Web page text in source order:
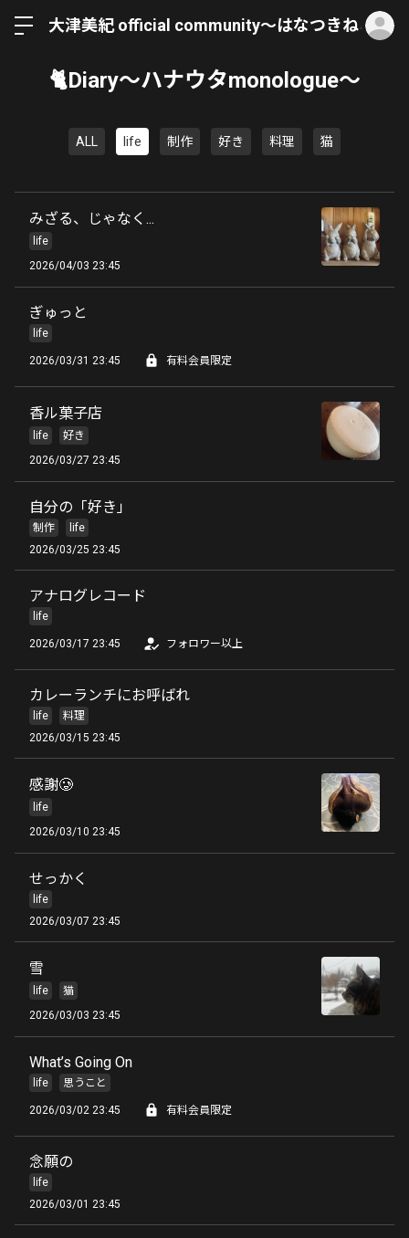
大津美紀 official community〜はなつきねこ〜
🐈Diary〜ハナウタmonologue〜
ALL life 制作 好き 料理 猫
みざる、じゃなく...
life
2026/04/03 23:45
ぎゅっと
life
2026/03/31 23:45 有料会員限定
香ル菓子店
life
好き
2026/03/27 23:45
自分の「好き」
制作
life
2026/03/25 23:45
アナログレコード
life
2026/03/17 23:45 フォロワー以上
カレーランチにお呼ばれ
life
料理
2026/03/15 23:45
感謝🥲
life
2026/03/10 23:45
せっかく
life
2026/03/07 23:45
雪
life
猫
2026/03/03 23:45
What’s Going On
life 思うこと
2026/03/02 23:45 有料会員限定
念願の
life
2026/03/01 23:45